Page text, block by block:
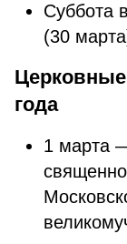
Суббота
(30
года
1 марта